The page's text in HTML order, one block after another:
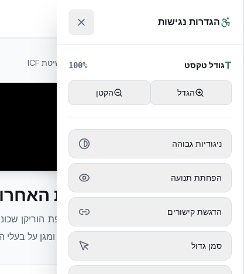
חזרה לשיטת ICF
הבית
שלא נכנע ומגן על בעלי
הגדרות נגישות
Tגודל טקסט 100%
הגדל הקטן
ניגודיות גבוהה
הפחתת תנועה
הדגשת קישורים
סמן גדול